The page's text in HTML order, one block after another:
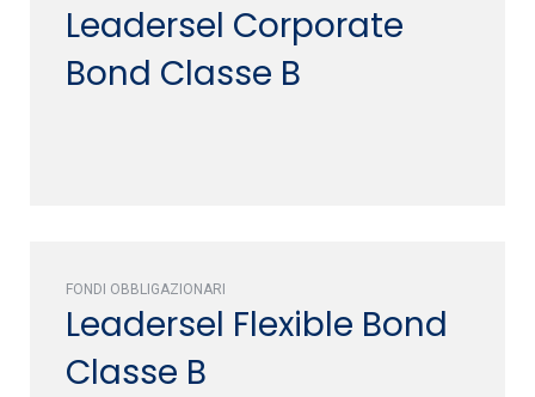
Leadersel Corporate
Bond Classe B
FONDI OBBLIGAZIONARI
Leadersel Flexible Bond
Classe B